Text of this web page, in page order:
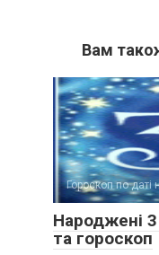
Вам
Гороскоп по
Народжені
та гороскоп